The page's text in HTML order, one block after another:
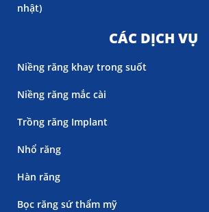
nhật)
CÁC DỊCH VỤ
Niềng răng khay trong suốt
Niềng răng mắc cài
Trồng răng Implant
Nhổ răng
Hàn răng
Bọc răng sứ thẩm mỹ